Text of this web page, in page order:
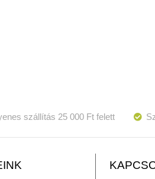
szállítás 25 000 Ft felett